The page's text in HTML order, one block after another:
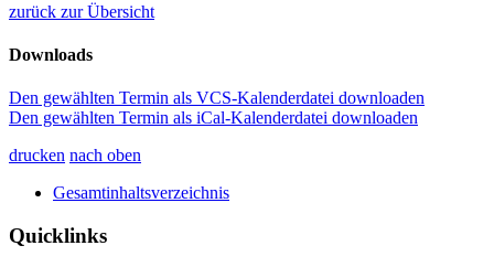
zurück zur Übersicht
Downloads
Den gewählten Termin als VCS-Kalenderdatei downloaden
Den gewählten Termin als iCal-Kalenderdatei downloaden
drucken nach oben
Gesamtinhaltsverzeichnis
Quicklinks